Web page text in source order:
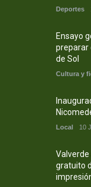
Deportes
Ensayo
preparar
de Sol
Cultura y
Local 10
Valverde
gratuito